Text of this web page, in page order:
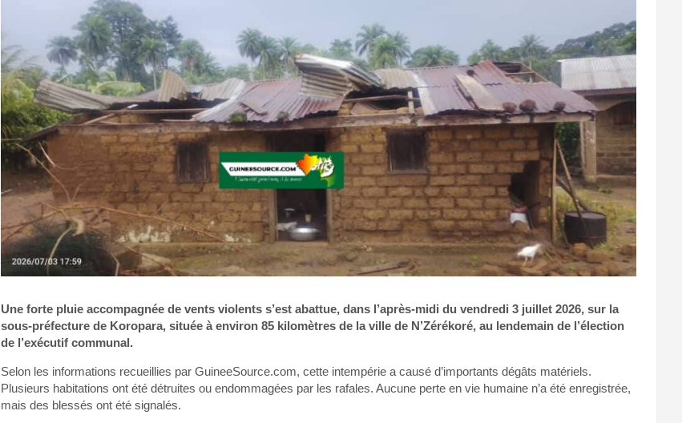
Une forte pluie accompagnée de vents violents s’est abattue, dans l’après-midi du vendredi 3 juillet 2026, sur la
sous-préfecture de Koropara, située à environ 85 kilomètres de la ville de N’Zérékoré, au lendemain de l’élection
de l’exécutif communal.
Selon les informations recueillies par GuineeSource.com, cette intempérie a causé d’importants dégâts matériels.
Plusieurs habitations ont été détruites ou endommagées par les rafales. Aucune perte en vie humaine n’a été enregistrée,
mais des blessés ont été signalés.